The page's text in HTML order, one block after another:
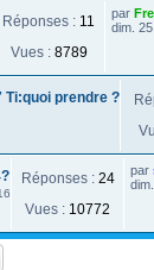
Réponses : 11
Vues : 8789
par
dim.
Ti:quoi prendre ?
Réponses : 24
Vues : 10772
par